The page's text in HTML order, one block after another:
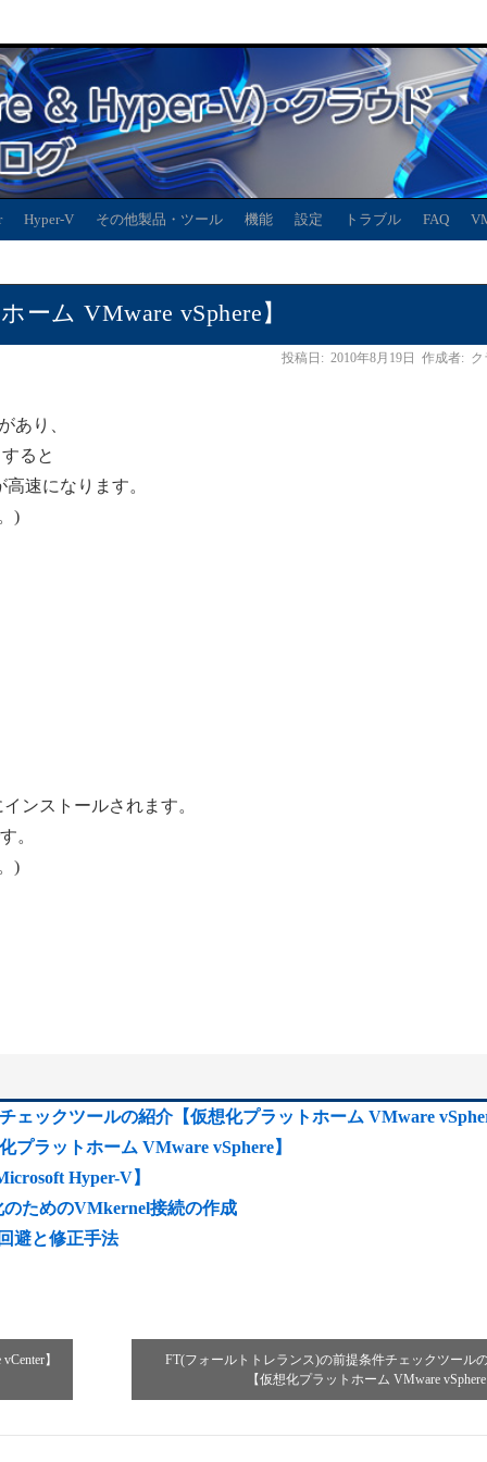
Hyper-V その他製品・ツール 機能 設定 トラブル FAQ
ム VMware vSphere】
投稿日: 2010年8月19日 作成者: ク
あり、
ると
速になります。
)
ンストールされます。
。
)
ェックツールの紹介【仮想化プラットホーム VMware
プラットホーム VMware vSphere】
Hyper-V】
ためのVMkernel接続の作成
避と修正手法
】
FT(フォールトトレランス)の前提条件チェックツール
【仮想化プラットホーム VMware